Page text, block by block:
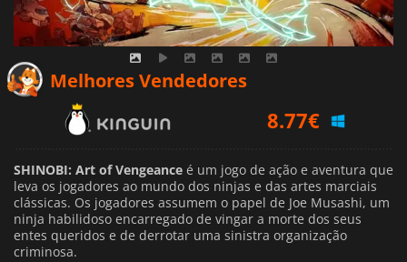
Melhores Vendedores
9.65€
12.31€
SHINOBI: Art of Vengeance é um jogo de ação e aventura que
leva os jogadores ao mundo dos ninjas e das artes marciais
clássicas. Os jogadores assumem o papel de Joe Musashi, um
ninja habilidoso encarregado de vingar a morte dos seus
entes queridos e de derrotar uma sinistra organização
criminosa.